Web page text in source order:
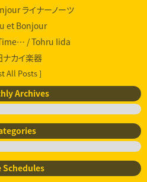
ライナーノーツ
et Bonjour
/ Tohru Iida
ナカイ楽器
All Posts ]
Archives
Schedules